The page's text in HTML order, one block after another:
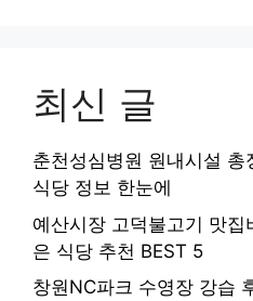
최신 글
춘천성심병원 원내시설
식당 정보 한눈에
예산시장 고덕불고기 맛
은 식당 추천 BEST 5
창원NC파크 수영장 강습